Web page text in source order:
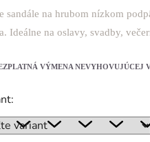
sandále na hrubom nízkom
Ideálne na oslavy, svadby,
VÝMENA NEVYHOVUJÚCEJ